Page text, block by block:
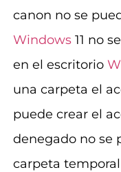
canon no se
Windows11 no
en el escritorio
una carpeta el
puede crear el
denegado no se
carpeta